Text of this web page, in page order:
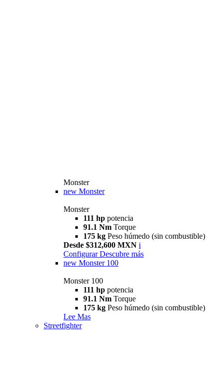
Monster
new Monster
Monster
111 hp potencia
91.1 Nm Torque
175 kg Peso húmedo (sin combustible)
Desde $312,600 MXN i
Configurar Descubre más
new Monster 100
Monster 100
111 hp potencia
91.1 Nm Torque
175 kg Peso húmedo (sin combustible)
Lee Mas
Streetfighter